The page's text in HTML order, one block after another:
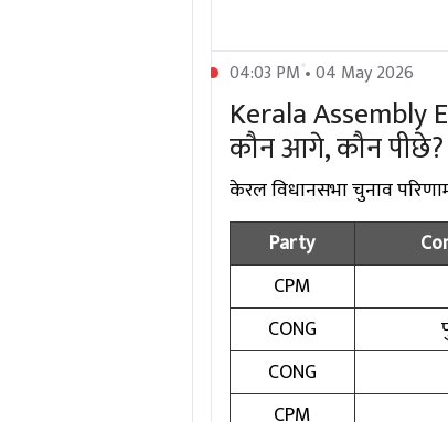
04:03 PM • 04 May 2026
Kerala Assembly
कौन आगे, कौन
केरल विधानसभा चुनाव
Party
CPM
CONG
CONG
CPM